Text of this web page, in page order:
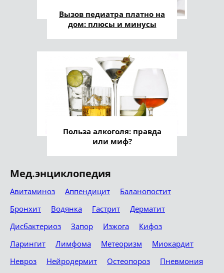
Вызов педиатра платно на
дом: плюсы и минусы
Польза алкоголя: правда
или миф?
Мед.энциклопедия
Авитаминоз Аппендицит
Баланопостит
Бронхит
Водянка Гастрит
Дерматит
Дисбактериоз
Запор Изжога
Кифоз
Ларингит
Лимфома Метеоризм
Миокардит
Невроз
Нейродермит Остеопороз
Пневмония